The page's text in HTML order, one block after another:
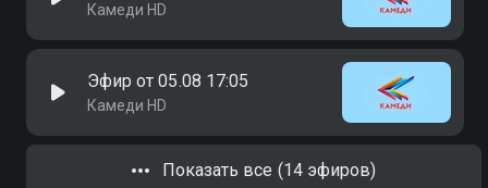
Камеди HD
Эфир от 05.08 17:05
Камеди HD
Показать все (14 эфиров)